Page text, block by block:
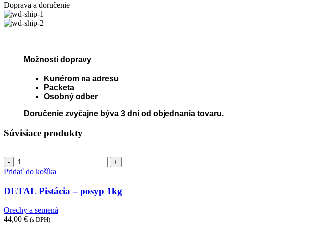
Doprava a doručenie
Možnosti dopravy
Kuriérom na adresu
Packeta
Osobný odber
Doručenie zvyčajne býva 3 dni od objednania tovaru.
Súvisiace produkty
množstvo
DETAL
-
posyp
1kg
Pridať do košíka
DETAL Pistácia – posyp 1kg
Orechy a semená
44,00 € (s DPH)